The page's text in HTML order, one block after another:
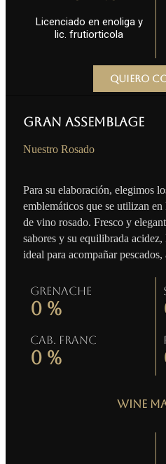
Licenciado en enoliga y
lic. frutiorticola
Quiero
Gran Assemblage
Nuestro Rosado
Para su elaboración, elegimos
emblemáticos que se utilizan
de vino rosado. Fresco y
sabores y su equilibrada
ideal para acompañar pescados,
Grenache
0 %
Cab. Franc
0 %
Wine